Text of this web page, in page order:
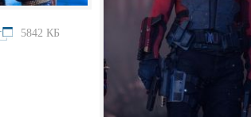
5842 КБ